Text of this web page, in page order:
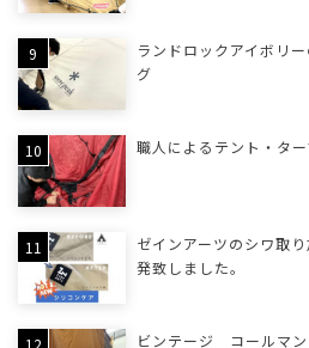
ランドロックアイボリ
グ
職人によるテント・タ
ゼインアーツのシワ取
発致しました。
ビンテージ コールマ